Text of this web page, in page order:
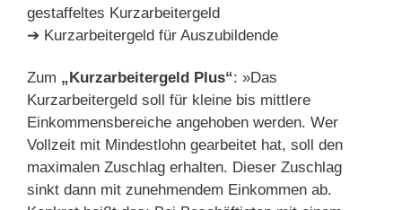
gestaffeltes Kurzarbeitergeld
➔ Kurzarbeitergeld für Auszubildende
Zum „Kurzarbeitergeld Plus“: »Das
Kurzarbeitergeld soll für kleine bis mittlere
Einkommensbereiche angehoben werden. Wer
Vollzeit mit Mindestlohn gearbeitet hat, soll den
maximalen Zuschlag erhalten. Dieser Zuschlag
sinkt dann mit zunehmendem Einkommen ab.